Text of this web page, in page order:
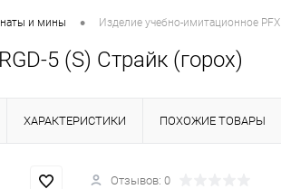
и мины • Изделие учебно-имитационное
5 (S) Страйк (горох)
ХАРАКТЕРИСТИКИ ПОХОЖИЕ ТОВАРЫ
Отзывов: 0